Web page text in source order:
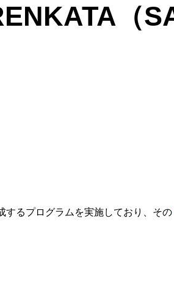
（
するプログラムを実施しており、その